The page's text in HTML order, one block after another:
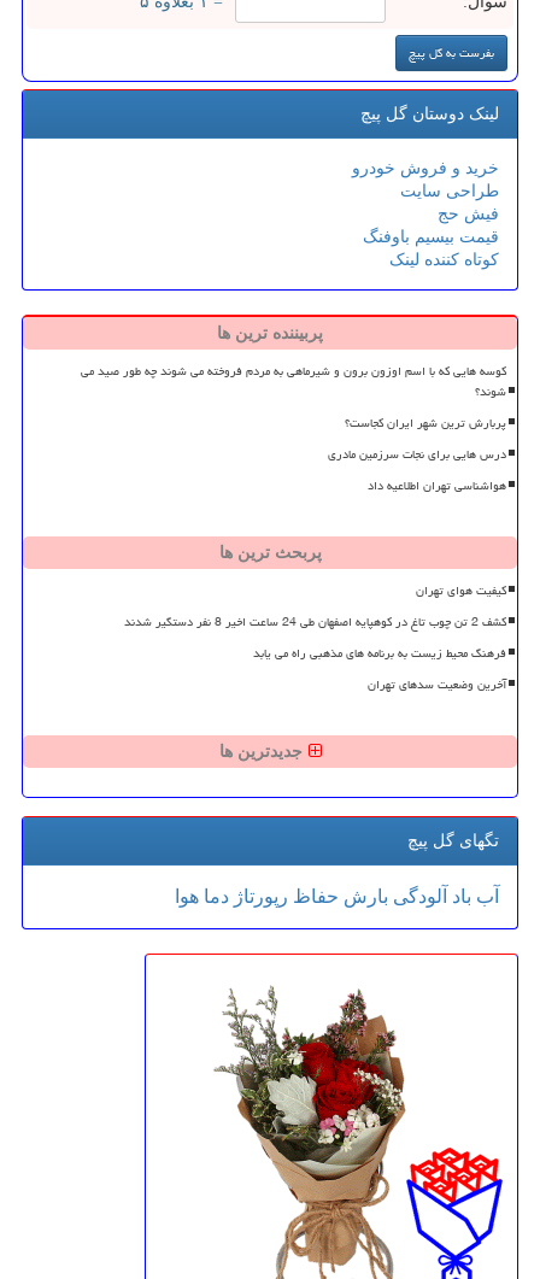
لینک دوستان گل پیچ
خرید و فروش خودرو
طراحی سایت
فیش حج
قیمت بیسیم باوفنگ
کوتاه کننده لینک
پربیننده ترین ها
کوسه هایی که با اسم اوزون برون و شیرماهی به مردم فروخته می شوند چه طور صید می
شوند؟
پربارش ترین شهر ایران کجاست؟
درس هایی برای نجات سرزمین مادری
هواشناسی تهران اطلاعیه داد
پربحث ترین ها
کیفیت هوای تهران
کشف 2 تن چوب تاغ در کوهپایه اصفهان طی 24 ساعت اخیر 8 نفر دستگیر شدند
فرهنگ محیط زیست به برنامه های مذهبی راه می یابد
آخرین وضعیت سدهای تهران
جدیدترین ها
تگهای گل پیچ
آب باد آلودگی بارش حفاظ رپورتاژ دما هوا